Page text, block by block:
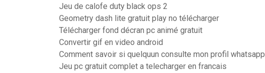
Jeu de calofe duty black ops 2
Geometry dash lite gratuit play no télécharger
Télécharger fond décran pc animé gratuit
Convertir gif en video android
Comment savoir si quelquun consulte mon profil whatsapp
Jeu pc gratuit complet a telecharger en francais